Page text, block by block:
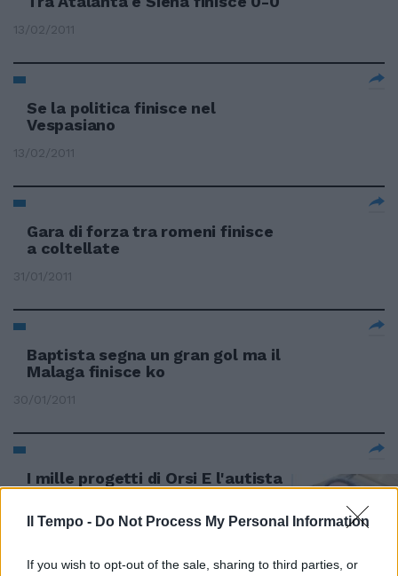
Il Tempo - Do Not Process My Personal Information
If you wish to opt-out of the sale, sharing to third parties, or
13/02/2011
Se la politica finisce nel
Vespasiano
13/02/2011
Gara di forza tra romeni finisce
a coltellate
31/01/2011
Baptista segna un gran gol ma il
Malaga finisce ko
30/01/2011
I mille progetti di Orsi E l'autista
finisce in Ama
23/01/2011